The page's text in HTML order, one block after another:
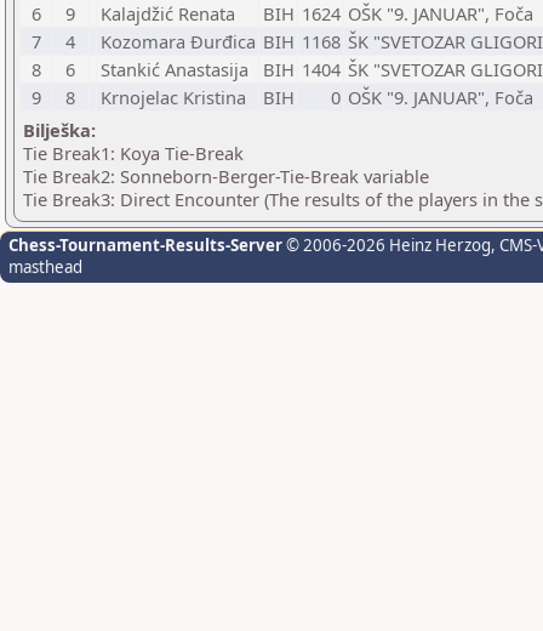
6
9 Kalajdžić Renata BIH 1624 OŠK "9. JANUAR", Foča
7
4 Kozomara Đurđica BIH 1168 ŠK "SVETOZAR
8
6 Stankić Anastasija BIH 1404 ŠK "SVETOZAR
9
8 Krnojelac Kristina BIH 0 OŠK "9. JANUAR", Foča
Bilješka:
Tie Break1: Koya Tie-Break
Tie Break2: Sonneborn-Berger-Tie-Break variable
Tie Break3: Direct Encounter (The results of the players in the
Chess-Tournament-Results-Server© 2006-2026 Heinz Herzog,
masthead